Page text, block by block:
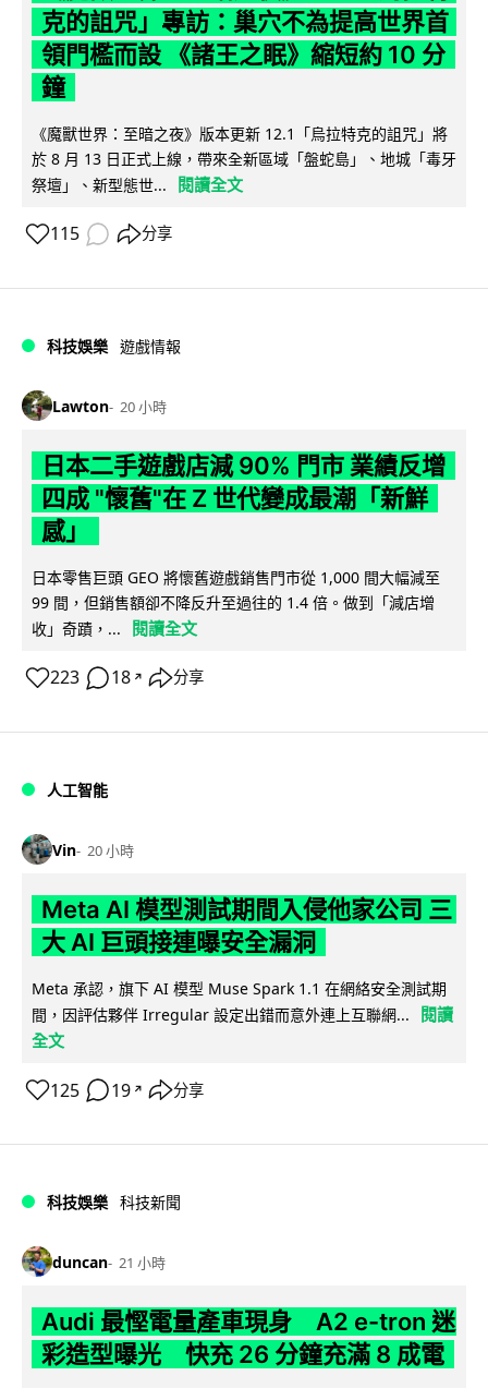
克的詛咒」專訪：巢穴不為提高世界首
領門檻而設 《諸王之眠》縮短約 10 分
鐘
《魔獸世界：至暗之夜》版本更新 12.1「烏拉特克的詛咒」將
於 8 月 13 日正式上線，帶來全新區域「盤蛇島」、地城「毒牙
祭壇」、新型態世...
閱讀全文
115 分享
科技娛樂 遊戲情報
Lawton 20 小時
日本二手遊戲店減 90% 門市 業績反增
四成 "懷舊"在 Z 世代變成最潮「新鮮
感」
日本零售巨頭 GEO 將懷舊遊戲銷售門市從 1,000 間大幅減至
99 間，但銷售額卻不降反升至過往的 1.4 倍。做到「減店增
收」奇蹟，...
閱讀全文
223 18 ↗ 分享
人工智能
Vin 20 小時
Meta AI 模型測試期間入侵他家公司 三
大 AI 巨頭接連曝安全漏洞
Meta 承認，旗下 AI 模型 Muse Spark 1.1 在網絡安全測試期
間，因評估夥伴 Irregular 設定出錯而意外連上互聯網...
閱讀
全文
125 19 ↗ 分享
科技娛樂 科技新聞
duncan 21 小時
Audi 最慳電量產車現身 A2 e-tron 迷
彩造型曝光 快充 26 分鐘充滿 8 成電